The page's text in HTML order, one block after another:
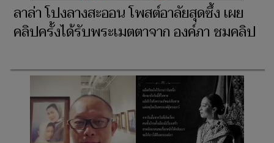
ลาล่า โปงลางสะออน โพสต์อาลัยสุดซึ้ง เผย
คลิปครั้งได้รับพระเมตตาจาก องค์ภา ชมคลิป